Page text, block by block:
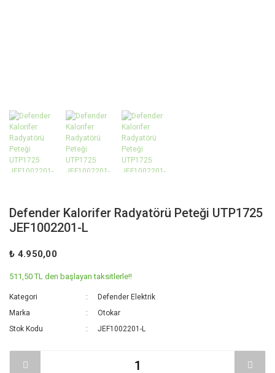
Defender Kalorifer Radyatörü Peteği UTP1725
JEF1002201-L
₺ 4.950,00
511,50 TL den başlayan taksitlerle!!
Kategori
Defender Elektrik
Marka
Otokar
Stok Kodu
JEF1002201-L